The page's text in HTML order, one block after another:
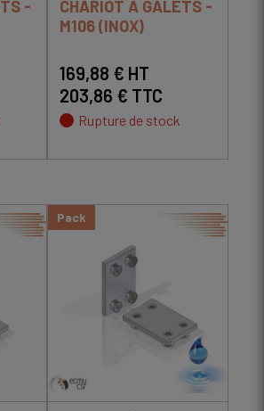
-
CHARIOT À GALETS -
M106 (INOX)
169,88 € HT
203,86 € TTC
Rupture de stock
Pack